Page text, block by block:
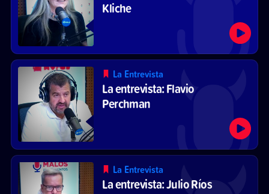
Kliche
La Entrevista
La entrevista: Flavio
Perchman
La Entrevista
La entrevista: Julio Ríos